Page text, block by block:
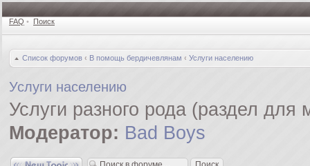
FAQ • Поиск
Список форумов ‹ В помощь бердичевлянам ‹ Услуги населению
Услуги населению
Услуги разного рода (раздел для
Модератор: Bad Boys
Новая тема